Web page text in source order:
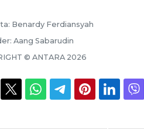
Benardy Ferdiansyah
Aang Sabarudin
© ANTARA 2026